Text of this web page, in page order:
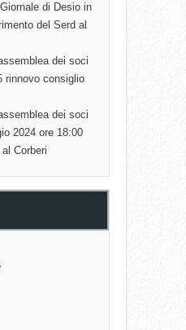
di Desio in
del Serd al
dei soci
rinnovo consiglio
dei soci
2024 ore 18:00
Corberi